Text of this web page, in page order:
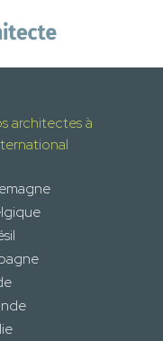
architectes à